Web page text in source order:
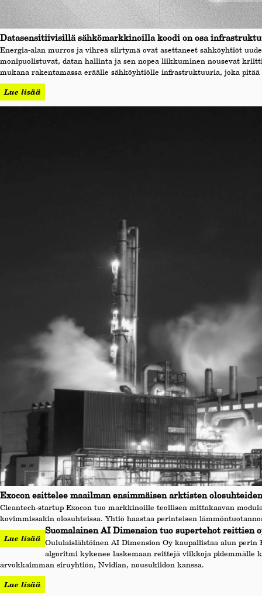
Datasensitiivisillä sähkömarkkinoilla koodi on osa
Energia-alan murros ja vihreä siirtymä ovat asettaneet sähköyhtiöt
monipuolistuvat, datan hallinta ja sen nopea liikkuminen nousevat
mukana rakentamassa eräälle sähköyhtiölle infrastruktuuria, joka
Lue lisää
Exocon esittelee maailman ensimmäisen arktisten
Cleantech-startup Exocon tuo markkinoille teollisen mittakaavan
kovimmissakin olosuhteissa. Yhtiö haastaa perinteisen
Lue lisää
Suomalainen AI Dimension tuo supertehot reittien
Oululaislähtöinen AI Dimension Oy kaupallistaa alun
algoritmi kykenee laskemaan reittejä viikkoja
arvokkaimman siruyhtiön, Nvidian, nousukiidon kanssa.
Lue lisää